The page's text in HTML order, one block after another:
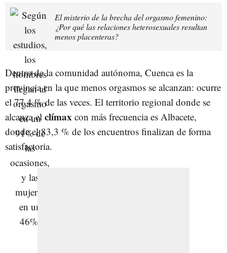
El misterio de la brecha del orgasmo femenino:
¿Por qué las relaciones heterosexuales resultan
menos placenteras?
Dentro de la comunidad autónoma, Cuenca es la
provincia en la que menos orgasmos se alcanzan: ocurre
el 77,4 % de las veces. El territorio regional donde se
alcanza el clímax con más frecuencia es Albacete,
donde el 83,3 % de los encuentros finalizan de forma
satisfactoria.